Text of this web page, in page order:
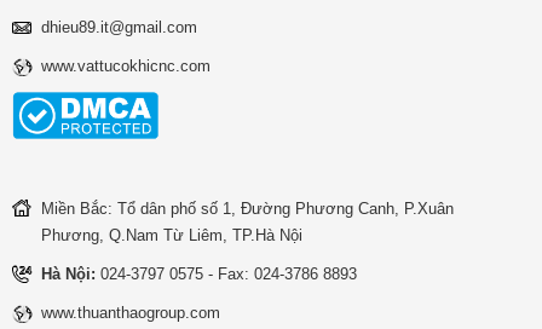
dhieu89.it@gmail.com
www.vattucokhicnc.com
Miền Bắc: Tổ dân phố số 1, Đường Phương Canh, P.Xuân
Phương, Q.Nam Từ Liêm, TP.Hà Nội
Hà Nội: 024-3797 0575 - Fax: 024-3786 8893
www.thuanthaogroup.com